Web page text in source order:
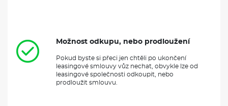
Možnost odkupu, nebo prodloužení
Pokud byste si přeci jen chtěli po ukončení
leasingové smlouvy vůz nechat, obvykle lze od
leasingové společnosti odkoupit, nebo
prodloužit smlouvu.